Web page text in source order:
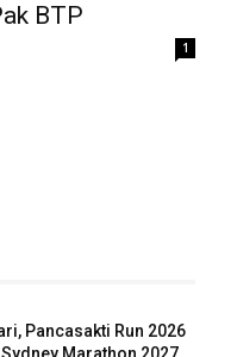
BTP
1
Pancasakti Run 2026